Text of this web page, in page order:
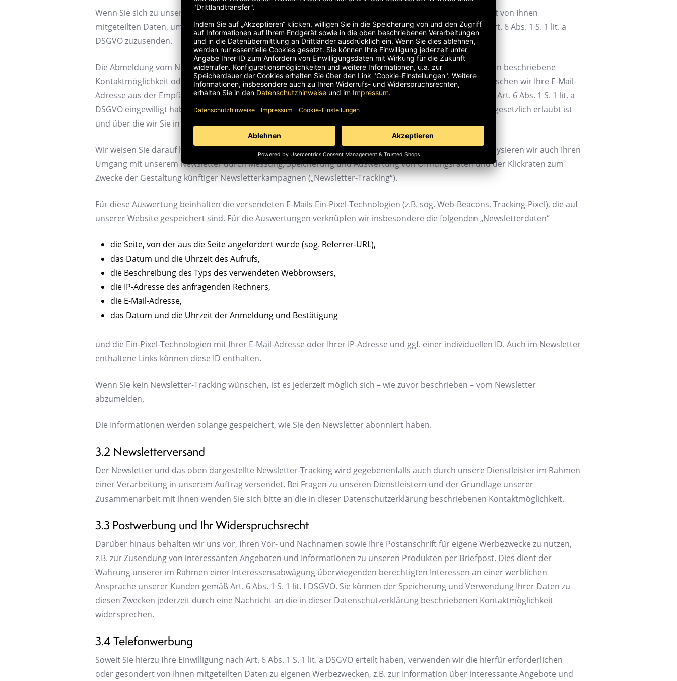
Wenn Sie sich zu unserem Newsletter anmelden, verwenden wir die hierfür erforderlichen oder gesondert von Ihnen
mitgeteilten Daten, um Ihnen regelmäßig unseren E-Mail-Newsletter aufgrund Ihrer Einwilligung gemäß Art. 6 Abs. 1 S. 1 lit. a
DSGVO zuzusenden.
Die Abmeldung vom Newsletter ist jederzeit möglich und kann entweder durch eine Nachricht an die unten beschriebene
Kontaktmöglichkeit oder über einen dafür vorgesehenen Link im Newsletter erfolgen. Nach Abmeldung löschen wir Ihre E-Mail-
Adresse aus der Empfängerliste, soweit Sie nicht ausdrücklich in eine weitere Nutzung Ihrer Daten gemäß Art. 6 Abs. 1 S. 1 lit. a
DSGVO eingewilligt haben oder wir uns eine darüber hinausgehende Datenverwendung vorbehalten, die gesetzlich erlaubt ist
und über die wir Sie in dieser Erklärung informieren.
Wir weisen Sie darauf hin, dass wir bei Versand des Newsletters Ihr Nutzerverhalten auswerten. Dazu analysieren wir auch Ihren
Umgang mit unserem Newsletter durch Messung, Speicherung und Auswertung von Öffnungsraten und der Klickraten zum
Zwecke der Gestaltung künftiger Newsletterkampagnen („Newsletter-Tracking“).
Für diese Auswertung beinhalten die versendeten E-Mails Ein-Pixel-Technologien (z.B. sog. Web-Beacons, Tracking-Pixel), die auf
unserer Website gespeichert sind. Für die Auswertungen verknüpfen wir insbesondere die folgenden „Newsletterdaten“
die Seite, von der aus die Seite angefordert wurde (sog. Referrer-URL),
das Datum und die Uhrzeit des Aufrufs,
die Beschreibung des Typs des verwendeten Webbrowsers,
die IP-Adresse des anfragenden Rechners,
die E-Mail-Adresse,
das Datum und die Uhrzeit der Anmeldung und Bestätigung
und die Ein-Pixel-Technologien mit Ihrer E-Mail-Adresse oder Ihrer IP-Adresse und ggf. einer individuellen ID. Auch im Newsletter
enthaltene Links können diese ID enthalten.
Wenn Sie kein Newsletter-Tracking wünschen, ist es jederzeit möglich sich – wie zuvor beschrieben – vom Newsletter
abzumelden.
Die Informationen werden solange gespeichert, wie Sie den Newsletter abonniert haben.
3.2 Newsletterversand
Der Newsletter und das oben dargestellte Newsletter-Tracking wird gegebenenfalls auch durch unsere Dienstleister im Rahmen
einer Verarbeitung in unserem Auftrag versendet. Bei Fragen zu unseren Dienstleistern und der Grundlage unserer
Zusammenarbeit mit ihnen wenden Sie sich bitte an die in dieser Datenschutzerklärung beschriebenen Kontaktmöglichkeit.
3.3 Postwerbung und Ihr Widerspruchsrecht
Darüber hinaus behalten wir uns vor, Ihren Vor- und Nachnamen sowie Ihre Postanschrift für eigene Werbezwecke zu nutzen,
z.B. zur Zusendung von interessanten Angeboten und Informationen zu unseren Produkten per Briefpost. Dies dient der
Wahrung unserer im Rahmen einer Interessensabwägung überwiegenden berechtigten Interessen an einer werblichen
Ansprache unserer Kunden gemäß Art. 6 Abs. 1 S. 1 lit. f DSGVO. Sie können der Speicherung und Verwendung Ihrer Daten zu
diesen Zwecken jederzeit durch eine Nachricht an die in dieser Datenschutzerklärung beschriebenen Kontaktmöglichkeit
widersprechen.
3.4 Telefonwerbung
Soweit Sie hierzu Ihre Einwilligung nach Art. 6 Abs. 1 S. 1 lit. a DSGVO erteilt haben, verwenden wir die hierfür erforderlichen
oder gesondert von Ihnen mitgeteilten Daten zu eigenen Werbezwecken, z.B. zur Information über interessante Angebote und